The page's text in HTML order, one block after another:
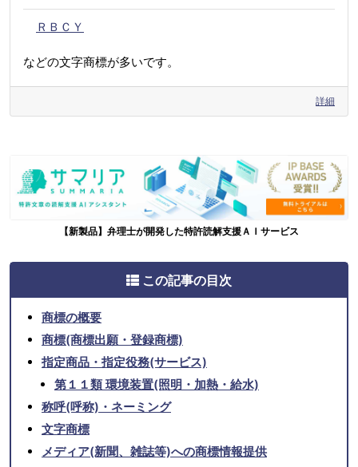
ＲＢＣＹ
などの文字商標が多いです。
詳細
【新製品】弁理士が開発した特許読解支援ＡＩサービス
この記事の目次
商標の概要
商標(商標出願・登録商標)
指定商品・指定役務(サービス)
第１１類 環境装置(照明・加熱・給水)
称呼(呼称)・ネーミング
文字商標
メディア(新聞、雑誌等)への商標情報提供